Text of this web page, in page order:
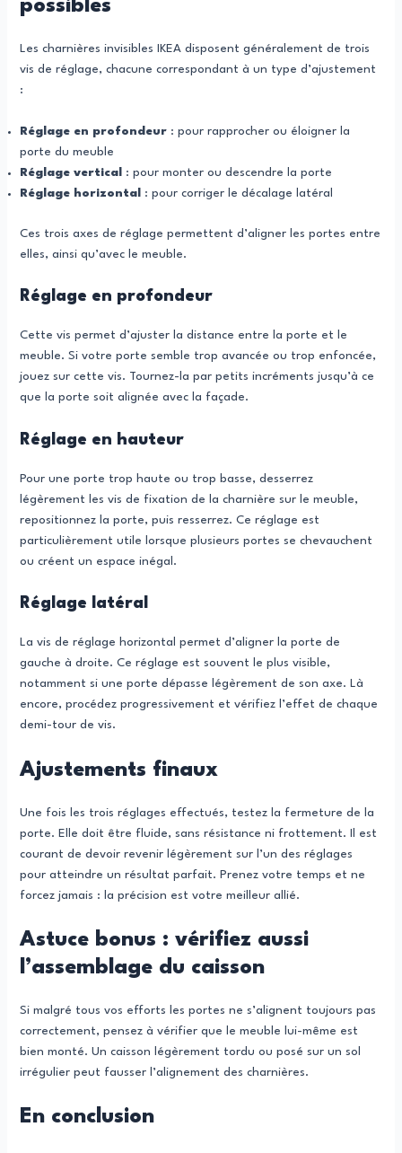
possibles
Les charnières invisibles IKEA disposent généralement de trois
vis de réglage, chacune correspondant à un type d’ajustement
:
Réglage en profondeur : pour rapprocher ou éloigner la
porte du meuble
Réglage vertical
: pour monter ou descendre la porte
Réglage horizontal
: pour corriger le décalage latéral
Ces trois axes de réglage permettent d’aligner les portes entre
elles, ainsi qu’avec le meuble.
Réglage en profondeur
Cette vis permet d’ajuster la distance entre la porte et le
meuble. Si votre porte semble trop avancée ou trop enfoncée,
jouez sur cette vis. Tournez-la par petits incréments jusqu’à ce
que la porte soit alignée avec la façade.
Réglage en hauteur
Pour une porte trop haute ou trop basse, desserrez
légèrement les vis de fixation de la charnière sur le meuble,
repositionnez la porte, puis resserrez. Ce réglage est
particulièrement utile lorsque plusieurs portes se chevauchent
ou créent un espace inégal.
Réglage latéral
La vis de réglage horizontal permet d’aligner la porte de
gauche à droite. Ce réglage est souvent le plus visible,
notamment si une porte dépasse légèrement de son axe. Là
encore, procédez progressivement et vérifiez l’effet de chaque
demi-tour de vis.
Ajustements finaux
Une fois les trois réglages effectués, testez la fermeture de la
porte. Elle doit être fluide, sans résistance ni frottement. Il est
courant de devoir revenir légèrement sur l’un des réglages
pour atteindre un résultat parfait. Prenez votre temps et ne
forcez jamais : la précision est votre meilleur allié.
Astuce bonus : vérifiez aussi
l’assemblage du caisson
Si malgré tous vos efforts les portes ne s’alignent toujours pas
correctement, pensez à vérifier que le meuble lui-même est
bien monté. Un caisson légèrement tordu ou posé sur un sol
irrégulier peut fausser l’alignement des charnières.
En conclusion